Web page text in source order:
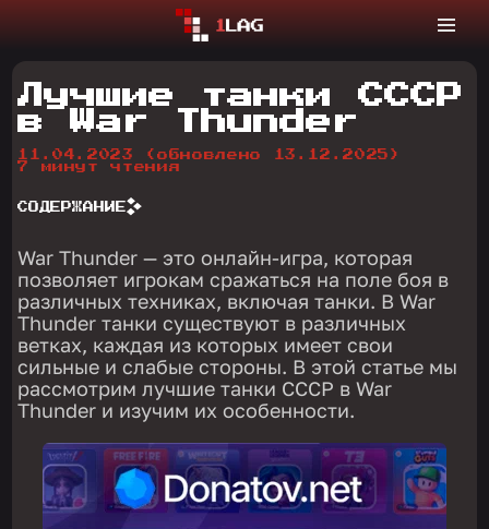
Лучшие танки СССР
в War Thunder
11.04.2023
(обновлено 13.12.2025)
7 минут чтения
СОДЕРЖАНИЕ
War Thunder — это онлайн-игра, которая
позволяет игрокам сражаться на поле боя в
различных техниках, включая танки. В War
Thunder танки существуют в различных
ветках, каждая из которых имеет свои
сильные и слабые стороны. В этой статье мы
рассмотрим лучшие танки СССР в War
Thunder и изучим их особенности.